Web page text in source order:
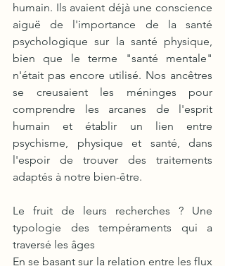
humain. Ils avaient déjà une conscience
aiguë de l'importance de la santé
psychologique sur la santé physique,
bien que le terme "santé mentale"
n'était pas encore utilisé. Nos ancêtres
se creusaient les méninges pour
comprendre les arcanes de l'esprit
humain et établir un lien entre
psychisme, physique et santé, dans
l'espoir de trouver des traitements
adaptés à notre bien-être.
Le fruit de leurs recherches ? Une
typologie des tempéraments qui a
traversé les âges
En se basant sur la relation entre les flux